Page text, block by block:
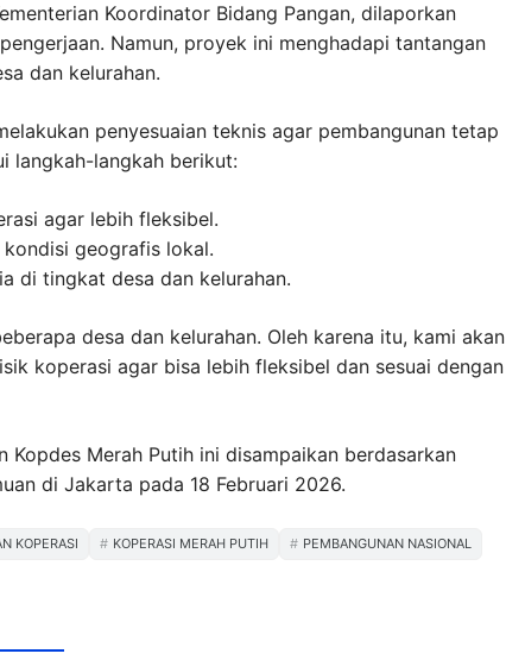
Koordinator Bidang Pangan, dilaporkan
Namun, proyek ini menghadapi tantangan
dan kelurahan.
penyesuaian teknis agar pembangunan tetap
langkah-langkah berikut:
agar lebih fleksibel.
kondisi geografis lokal.
di tingkat desa dan kelurahan.
desa dan kelurahan. Oleh karena itu, kami akan
koperasi agar bisa lebih fleksibel dan sesuai dengan
Merah Putih ini disampaikan berdasarkan
di Jakarta pada 18 Februari 2026.
KOPERASI KOPERASI MERAH PUTIH PEMBANGUNAN NASIONAL